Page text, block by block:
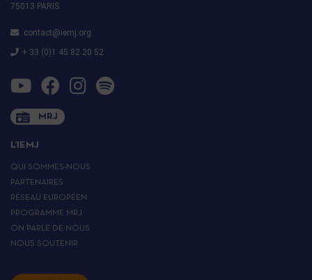
75013 PARIS
contact@iemj.org
+ 33 (0)1 45 82 20 52
MRJ
L’IEMJ
QUI SOMMES-NOUS
PARTENAIRES
RÉSEAU EUROPÉEN
PROGRAMME MRJ
ON PARLE DE NOUS
NOUS SOUTENIR